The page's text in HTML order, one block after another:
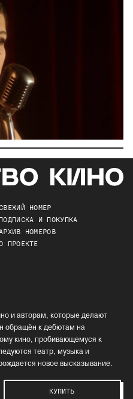
НОМЕР
ПОДПИСКА И ПОКУПКА
НОМЕРОВ
ПРОЕКТЕ
и авторам, которые делают
обращён к дебютам на
кино, пробивающемуся к
театр, музыка и
новое высказывание.
КУПИТЬ